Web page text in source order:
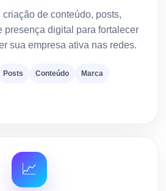
criação de conteúdo, posts,
presença digital para fortalecer
sua empresa ativa nas redes.
Posts Conteúdo Marca
📈